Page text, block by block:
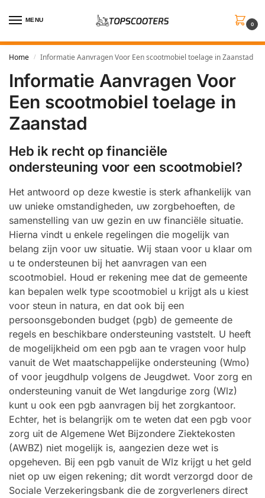
MENU
0
Home / Informatie Aanvragen Voor Een scootmobiel toelage in Zaanstad
Informatie Aanvragen Voor
Een scootmobiel toelage in
Zaanstad
Heb ik recht op financiële
ondersteuning voor een scootmobiel?
Het antwoord op deze kwestie is sterk afhankelijk van
uw unieke omstandigheden, uw zorgbehoeften, de
samenstelling van uw gezin en uw financiële situatie.
Hierna vindt u enkele regelingen die mogelijk van
belang zijn voor uw situatie. Wij staan voor u klaar om
u te ondersteunen bij het aanvragen van een
scootmobiel. Houd er rekening mee dat de gemeente
kan bepalen welk type scootmobiel u krijgt als u kiest
voor steun in natura, en dat ook bij een
persoonsgebonden budget (pgb) de gemeente de
regels en beschikbare ondersteuning vaststelt. U heeft
de mogelijkheid om een pgb aan te vragen voor hulp
vanuit de Wet maatschappelijke ondersteuning (Wmo)
of voor jeugdhulp volgens de Jeugdwet. Voor zorg en
ondersteuning vanuit de Wet langdurige zorg (Wlz)
kunt u ook een pgb aanvragen bij het zorgkantoor.
Echter, het is belangrijk om te weten dat een pgb voor
zorg uit de Algemene Wet Bijzondere Ziektekosten
(AWBZ) niet mogelijk is, aangezien deze wet is
opgeheven. Bij een pgb vanuit de Wlz krijgt u het geld
niet op uw eigen rekening; dit wordt verzorgd door de
Sociale Verzekeringsbank die de zorgverleners direct